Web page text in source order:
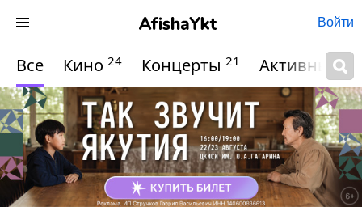
Войти
Все Кино 24 Концерты 21 Активный